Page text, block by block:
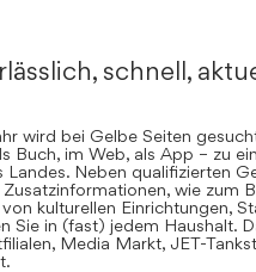
schnell,
wird bei Gelbe Seiten
Buch, im Web, als App – zu
Neben qualifizierten
wie zum
kulturellen Einrichtungen,
Sie in (fast) jedem Haushalt.
Media Markt, JET-